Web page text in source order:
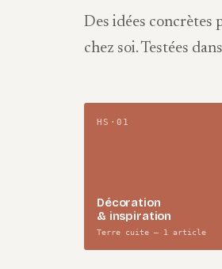
Des idées concrètes
chez soi. Testées
HS·01
Décoration
& inspiration
Terre cuite — 1 article